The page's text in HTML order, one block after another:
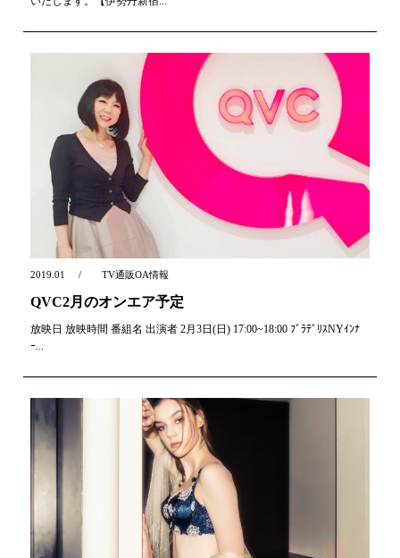
2019.01 TV通販OA情報
QVC2月のオンエア予定
放映日 放映時間 番組名 出演者 2月3日(日) 17:00~18:00 ﾌﾞﾗﾃﾞﾘｽNYｲﾝﾅ
ｰ...